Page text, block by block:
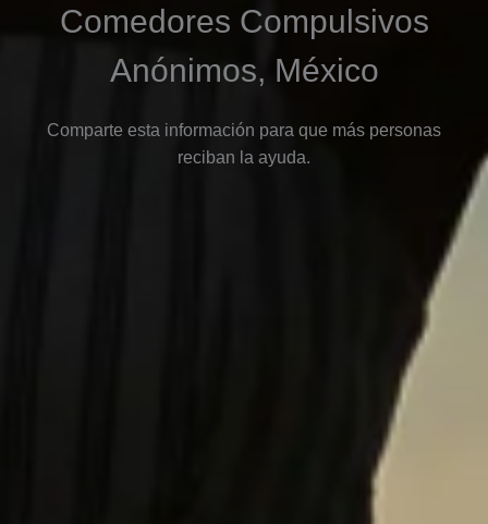
Comedores Compulsivos
Anónimos, México
Comparte esta información para que más personas
reciban la ayuda.